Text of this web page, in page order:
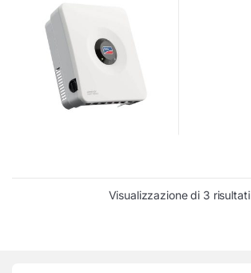
Visualizzazione di 3 risultati